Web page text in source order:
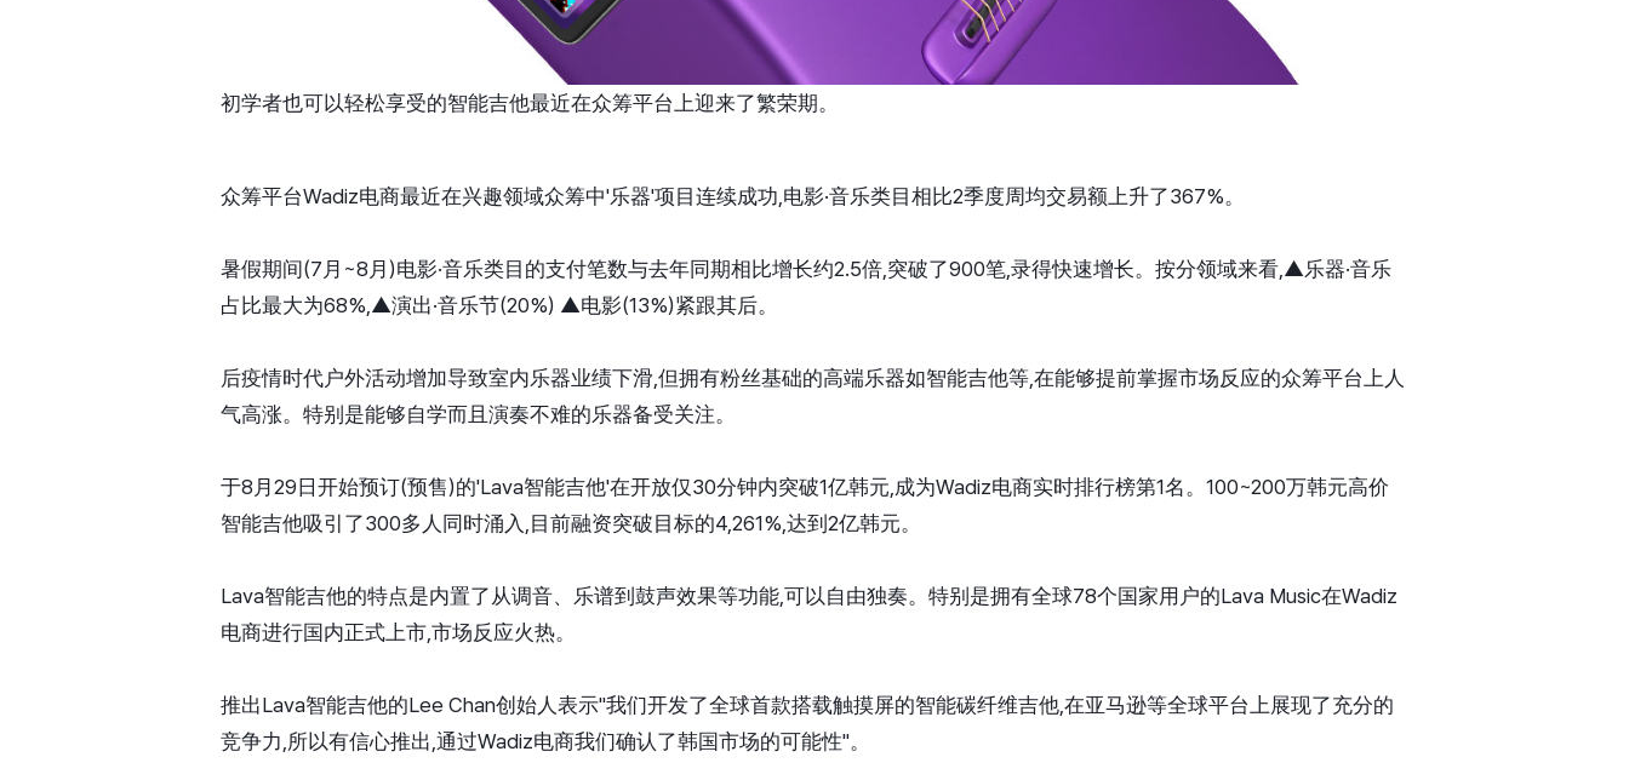
初学者也可以轻松享受的智能吉他最近在众筹平台上迎来了繁荣期。
众筹平台Wadiz电商最近在兴趣领域众筹中'乐器'项目连续成功,电影·音乐类目相比2季度周均交易额上升了367%。
暑假期间(7月~8月)电影·音乐类目的支付笔数与去年同期相比增长约2.5倍,突破了900笔,录得快速增长。按分领域来看,▲乐器·音乐
占比最大为68%,▲演出·音乐节(20%) ▲电影(13%)紧跟其后。
后疫情时代户外活动增加导致室内乐器业绩下滑,但拥有粉丝基础的高端乐器如智能吉他等,在能够提前掌握市场反应的众筹平台上人
气高涨。特别是能够自学而且演奏不难的乐器备受关注。
于8月29日开始预订(预售)的'Lava智能吉他'在开放仅30分钟内突破1亿韩元,成为Wadiz电商实时排行榜第1名。100~200万韩元高价
智能吉他吸引了300多人同时涌入,目前融资突破目标的4,261%,达到2亿韩元。
Lava智能吉他的特点是内置了从调音、乐谱到鼓声效果等功能,可以自由独奏。特别是拥有全球78个国家用户的Lava Music在Wadiz
电商进行国内正式上市,市场反应火热。
推出Lava智能吉他的Lee Chan创始人表示"我们开发了全球首款搭载触摸屏的智能碳纤维吉他,在亚马逊等全球平台上展现了充分的
竞争力,所以有信心推出,通过Wadiz电商我们确认了韩国市场的可能性"。